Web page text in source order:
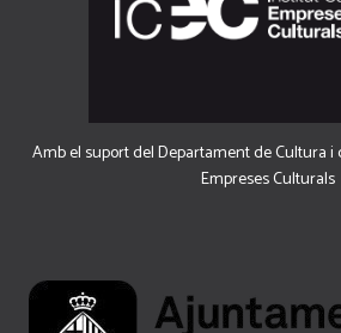
Amb el suport del Departament de Cultura i
Empreses Culturals